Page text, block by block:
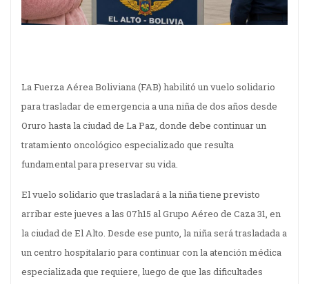
La Fuerza Aérea Boliviana (FAB) habilitó un vuelo solidario
para trasladar de emergencia a una niña de dos años desde
Oruro hasta la ciudad de La Paz, donde debe continuar un
tratamiento oncológico especializado que resulta
fundamental para preservar su vida.
El vuelo solidario que trasladará a la niña tiene previsto
arribar este jueves a las 07h15 al Grupo Aéreo de Caza 31, en
la ciudad de El Alto. Desde ese punto, la niña será trasladada a
un centro hospitalario para continuar con la atención médica
especializada que requiere, luego de que las dificultades